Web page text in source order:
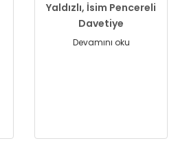
Yaldızlı, İsim Pencereli
Davetiye
Devamını oku